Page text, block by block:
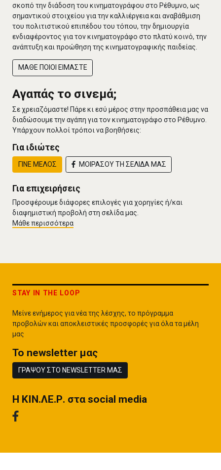
σκοπό την διάδοση του κινηματογράφου στο Ρέθυμνο, ως
σημαντικού στοιχείου για την καλλιέργεια και αναβάθμιση
του πολιτιστικού επιπέδου του τόπου, την δημιουργία
ενδιαφέροντος για τον κινηματογράφο στο πλατύ κοινό, την
ανάπτυξη και προώθηση της κινηματογραφικής παιδείας.
ΜΑΘΕ ΠΟΙΟΙ ΕΙΜΑΣΤΕ
Αγαπάς το σινεμά;
Σε χρειαζόμαστε! Πάρε κι εσύ μέρος στην προσπάθεια μας να
διαδώσουμε την αγάπη για τον κινηματογράφο στο Ρέθυμνο.
Υπάρχουν πολλοί τρόποι να βοηθήσεις:
Για ιδιώτες
ΓΙΝΕ ΜΕΛΟΣ ΜΟΙΡΑΣΟΥ ΤΗ ΣΕΛΙΔΑ ΜΑΣ
Για επιχειρήσεις
Προσφέρουμε διάφορες επιλογές για χορηγίες ή/και
διαφημιστική προβολή στη σελίδα μας.
Μάθε περισσότερα
STAY IN THE LOOP
Μείνε ενήμερος για νέα της λέσχης, το πρόγραμμα
προβολών και αποκλειστικές προσφορές για όλα τα μέλη
μας
To newsletter μας
ΓΡΑΨΟΥ ΣΤΟ NEWSLETTER ΜΑΣ
H ΚΙΝ.ΛΕ.Ρ. στα social media